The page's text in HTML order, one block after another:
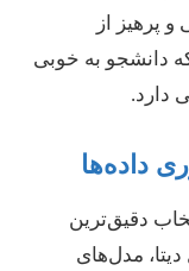
از
به خوبی
مدل‌های